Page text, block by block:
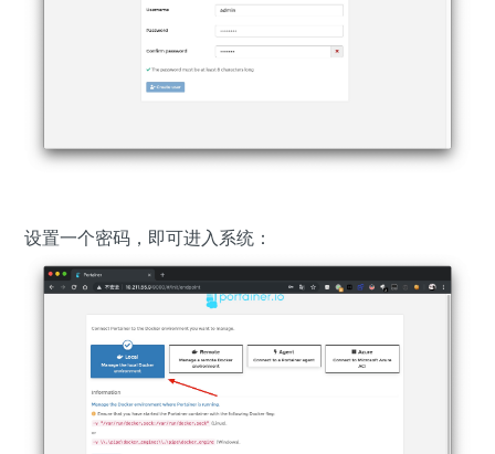
设置一个密码，即可进入系统：